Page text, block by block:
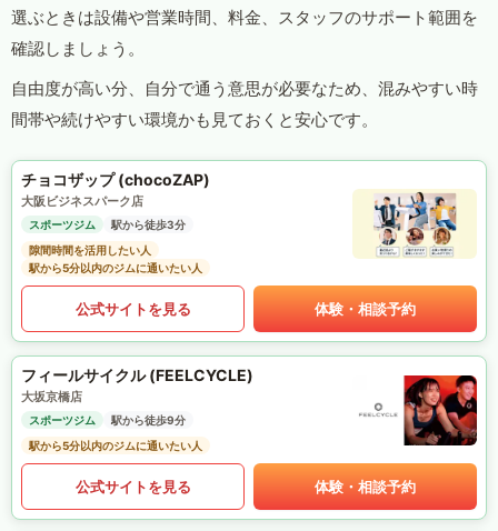
選ぶときは設備や営業時間、料金、スタッフのサポート範囲を
確認しましょう。
自由度が高い分、自分で通う意思が必要なため、混みやすい時
間帯や続けやすい環境かも見ておくと安心です。
チョコザップ (chocoZAP)
大阪ビジネスパーク店
スポーツジム
駅から徒歩3分
隙間時間を活用したい人
駅から5分以内のジムに通いたい人
公式サイトを見る 体験・相談予約
フィールサイクル (FEELCYCLE)
大坂京橋店
スポーツジム
駅から徒歩9分
駅から5分以内のジムに通いたい人
公式サイトを見る 体験・相談予約